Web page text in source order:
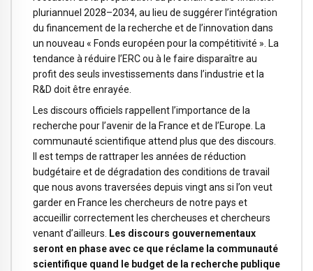
pluriannuel 2028–2034, au lieu de suggérer l’intégration
du financement de la recherche et de l’innovation dans
un nouveau « Fonds européen pour la compétitivité ». La
tendance à réduire l’ERC ou à le faire disparaître au
profit des seuls investissements dans l’industrie et la
R&D doit être enrayée.
Les discours officiels rappellent l’importance de la
recherche pour l’avenir de la France et de l’Europe. La
communauté scientifique attend plus que des discours.
Il est temps de rattraper les années de réduction
budgétaire et de dégradation des conditions de travail
que nous avons traversées depuis vingt ans si l’on veut
garder en France les chercheurs de notre pays et
accueillir correctement les chercheuses et chercheurs
venant d’ailleurs. Les discours gouvernementaux
seront en phase avec ce que réclame la communauté
scientifique quand le budget de la recherche publique